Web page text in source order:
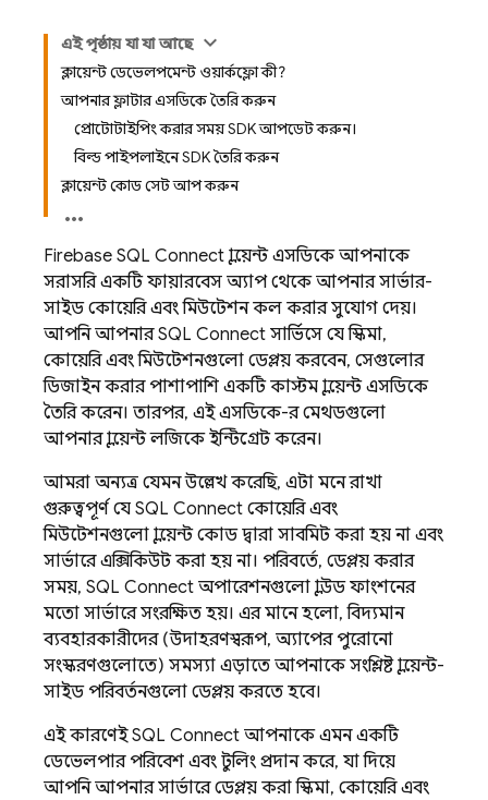
এই পৃষ্ঠায় যা যা আছে
ক্লায়েন্ট ডেভেলপমেন্ট ওয়ার্কফ্লো কী?
আপনার ফ্লাটার এসডিকে তৈরি করুন
প্রোটোটাইপিং করার সময় SDK আপডেট করুন।
বিল্ড পাইপলাইনে SDK তৈরি করুন
ক্লায়েন্ট কোড সেট আপ করুন
Firebase SQL Connectক্লায়েন্ট এসডিকে আপনাকে
সরাসরি একটি ফায়ারবেস অ্যাপ থেকে আপনার সার্ভার-
সাইড কোয়েরি এবং মিউটেশন কল করার সুযোগ দেয়।
আপনি আপনারSQL Connect সার্ভিসে যে স্কিমা,
কোয়েরি এবং মিউটেশনগুলো ডেপ্লয় করবেন, সেগুলোর
ডিজাইন করার পাশাপাশি একটি কাস্টম ক্লায়েন্ট এসডিকে
তৈরি করেন। তারপর, এই এসডিকে-র মেথডগুলো
আপনার ক্লায়েন্ট লজিকে ইন্টিগ্রেট করেন।
আমরা অন্যত্র যেমন উল্লেখ করেছি, এটা মনে রাখা
গুরুত্বপূর্ণ যে SQL Connect কোয়েরি এবং
মিউটেশনগুলো ক্লায়েন্ট কোড দ্বারা সাবমিট করা হয় না এবং
সার্ভারে এক্সিকিউট করা হয় না। পরিবর্তে, ডেপ্লয় করার
সময়, SQL Connect অপারেশনগুলো ক্লাউড ফাংশনের
মতো সার্ভারে সংরক্ষিত হয়। এর মানে হলো, বিদ্যমান
ব্যবহারকারীদের (উদাহরণস্বরূপ, অ্যাপের পুরোনো
সংস্করণগুলোতে) সমস্যা এড়াতে আপনাকে সংশ্লিষ্ট ক্লায়েন্ট-
সাইড পরিবর্তনগুলো ডেপ্লয় করতে হবে।
এই কারণেইSQL Connect আপনাকে এমন একটি
ডেভেলপার পরিবেশ এবং টুলিং প্রদান করে, যা দিয়ে
আপনি আপনার সার্ভারে ডেপ্লয় করা স্কিমা, কোয়েরি এবং